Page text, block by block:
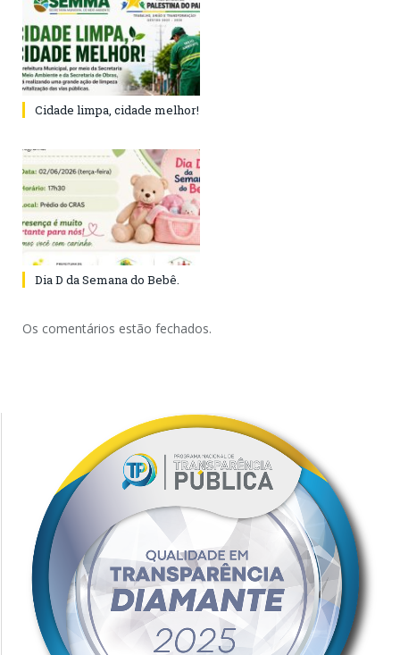
Cidade limpa, cidade melhor!
Dia D da Semana do Bebê.
Os comentários estão fechados.